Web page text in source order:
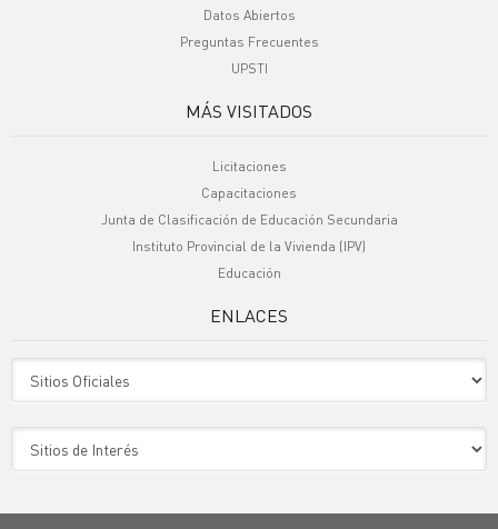
Datos Abiertos
Preguntas Frecuentes
UPSTI
MÁS VISITADOS
Licitaciones
Capacitaciones
Junta de Clasificación de Educación Secundaria
Instituto Provincial de la Vivienda (IPV)
Educación
ENLACES